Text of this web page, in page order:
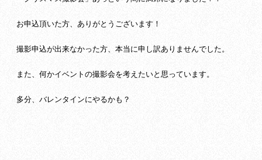
お申込頂いた方、ありがとうございます！
撮影申込が出来なかった方、本当に申し訳ありませんでした。
また、何かイベントの撮影会を考えたいと思っています。
多分、バレンタインにやるかも？